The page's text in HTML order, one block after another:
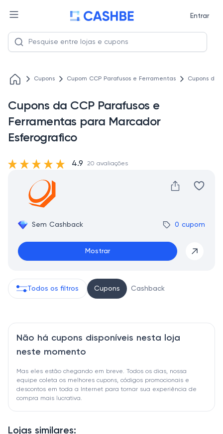
Entrar
Cupons Cupom CCP Parafusos e Ferramentas Cupons da
Cupons da CCP Parafusos e
Ferramentas para Marcador
Esferografico
Sem Cashback 0 cupom
Mostrar
4.9 20 avaliações
Lojas similares:
Todos os filtros Cupons Cashback
Não há cupons disponíveis nesta loja
neste momento
Mas eles estão chegando em breve. Todos os dias, nossa
equipe coleta os melhores cupons, códigos promocionais e
descontos em toda a Internet para tornar sua experiência de
compra mais lucrativa.